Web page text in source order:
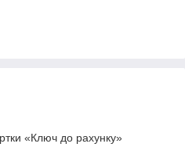
«Ключ до рахунку»